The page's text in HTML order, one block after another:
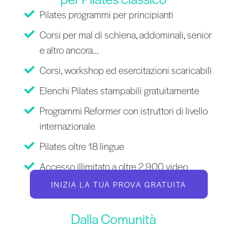
Pilates programmi per principianti
Corsi per mal di schiena, addominali, senior
e altro ancora...
Corsi, workshop ed esercitazioni scaricabili
Elenchi Pilates stampabili gratuitamente
Programmi Reformer con istruttori di livello
internazionale
Pilates oltre 18 lingue
Accesso illimitato a oltre 2.900 video
INIZIA LA TUA PROVA GRATUITA
Dalla Comunità